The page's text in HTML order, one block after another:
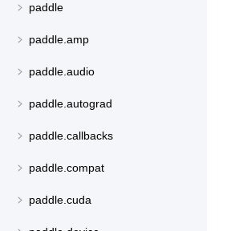
paddle
paddle.amp
paddle.audio
paddle.autograd
paddle.callbacks
paddle.compat
paddle.cuda